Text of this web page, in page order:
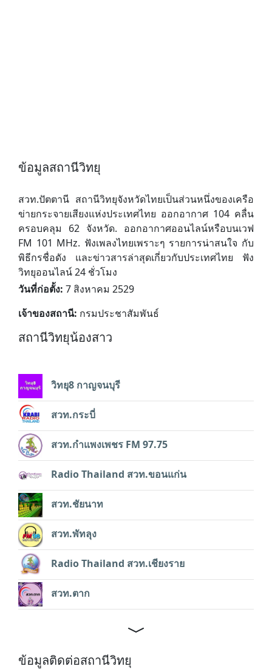
ข้อมูลสถานีวิทยุ
สวท.ปัตตานี สถานีวิทยุจังหวัดไทยเป็นส่วนหนึ่งของเครือ
ข่ายกระจายเสียงแห่งประเทศไทย ออกอากาศ 104 คลื่น
ครอบคลุม 62 จังหวัด. ออกอากาศออนไลน์หรือบนเวฟ
FM 101 MHz. ฟังเพลงไทยเพราะๆ รายการน่าสนใจ กับ
พิธีกรชื่อดัง และข่าวสารล่าสุดเกี่ยวกับประเทศไทย ฟัง
วิทยุออนไลน์ 24 ชั่วโมง
วันที่ก่อตั้ง: 7 สิงหาคม 2529
เจ้าของสถานี: กรมประชาสัมพันธ์
สถานีวิทยุน้องสาว
วิทยุ8 กาญจนบุรี
สวท.กระบี่
สวท.กำแพงเพชร FM 97.75
Radio Thailand สวท.ขอนแก่น
สวท.ชัยนาท
สวท.พัทลุง
Radio Thailand สวท.เชียงราย
สวท.ตาก
ข้อมูลติดต่อสถานีวิทยุ